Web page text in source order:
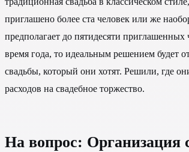
приглашено более ста человек или же
предполагает до пятидесяти
время года, то идеальным решением будет
свадьбы, который они хотят. Решили, где
расходов на свадебное торжество.
На вопрос: Организация